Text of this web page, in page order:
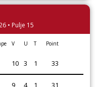
• Pulje 15
V U T Point
10 3 1 33
9 4 1 31